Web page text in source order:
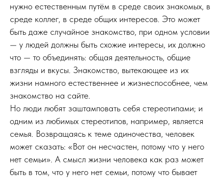
нужно естественным путём в среде своих знакомых, в
среде коллег, в среде общих интересов. Это может
быть даже случайное знакомство, при одном условии
— у людей должны быть схожие интересы, их должно
что — то объединять: общая деятельность, общие
взгляды и вкусы. Знакомство, вытекающее из их
жизни намного естественнее и жизнеспособнее, чем
знакомство на сайте.
Но люди любят заштамповать себя стереотипами; и
одним из любимых стереотипов, например, является
семья. Возвращаясь к теме одиночества, человек
может сказать: «Вот он несчастен, потому что у него
нет семьи». А смысл жизни человека как раз может
быть в том, что у него нет семьи, потому что бывает